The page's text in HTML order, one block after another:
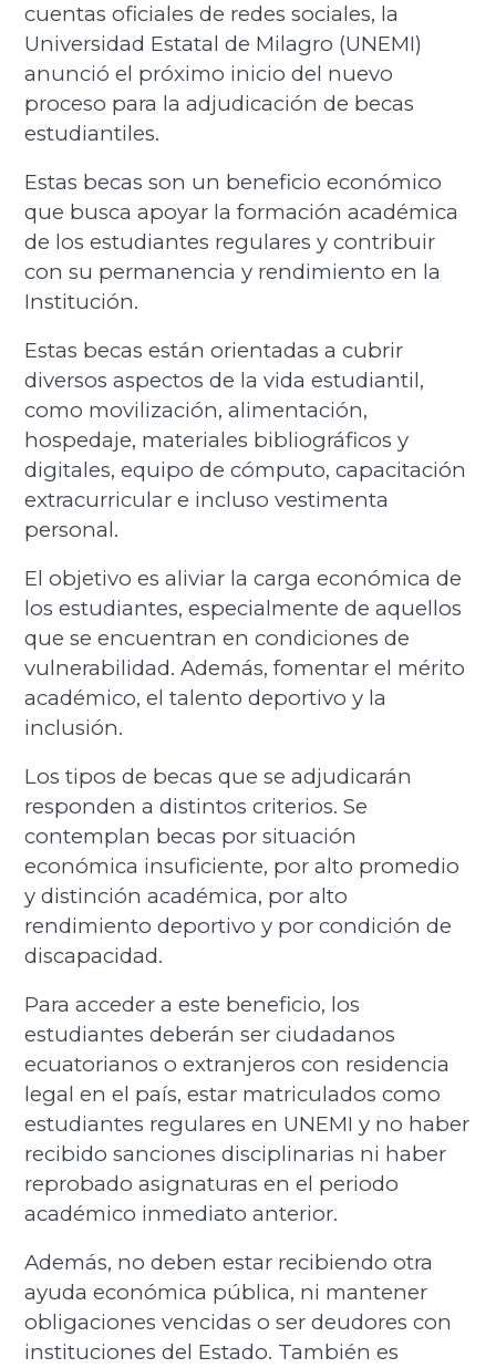
cuentas oficiales de redes sociales, la
Universidad Estatal de Milagro (UNEMI)
anunció el próximo inicio del nuevo
proceso para la adjudicación de becas
estudiantiles.
Estas becas son un beneficio económico
que busca apoyar la formación académica
de los estudiantes regulares y contribuir
con su permanencia y rendimiento en la
Institución.
Estas becas están orientadas a cubrir
diversos aspectos de la vida estudiantil,
como movilización, alimentación,
hospedaje, materiales bibliográficos y
digitales, equipo de cómputo, capacitación
extracurricular e incluso vestimenta
personal.
El objetivo es aliviar la carga económica de
los estudiantes, especialmente de aquellos
que se encuentran en condiciones de
vulnerabilidad. Además, fomentar el mérito
académico, el talento deportivo y la
inclusión.
Los tipos de becas que se adjudicarán
responden a distintos criterios. Se
contemplan becas por situación
económica insuficiente, por alto promedio
y distinción académica, por alto
rendimiento deportivo y por condición de
discapacidad.
Para acceder a este beneficio, los
estudiantes deberán ser ciudadanos
ecuatorianos o extranjeros con residencia
legal en el país, estar matriculados como
estudiantes regulares en UNEMI y no haber
recibido sanciones disciplinarias ni haber
reprobado asignaturas en el periodo
académico inmediato anterior.
Además, no deben estar recibiendo otra
ayuda económica pública, ni mantener
obligaciones vencidas o ser deudores con
instituciones del Estado. También es